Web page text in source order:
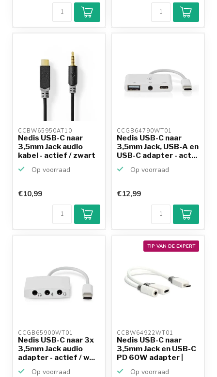
CCBW65950AT10
Nedis USB-C naar
3,5mm Jack audio
kabel - actief / zwart
Op voorraad
€10,99
CCGB64790WT01
Nedis USB-C naar
3,5mm Jack, USB-A en
USB-C adapter - act...
Op voorraad
Klantenbeoordeling
9,2/10
Achteraf
betalen mogelijk
productkennis
€12,99
CCGB65900WT01
Nedis USB-C naar 3x
3,5mm Jack audio
adapter - actief / w...
Op voorraad
TIP VAN DE EXPERT
CCBW64922WT01
Nedis USB-C naar
3,5mm Jack en USB-C
PD 60W adapter |
Op voorraad